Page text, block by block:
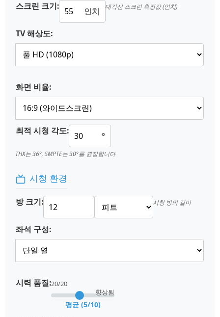
스크린 크기: 인치 대각선 스크린 측정값 (인치)
TV 해상도:
화면 비율:
최적 시청 각도: °
THX는 36°, SMPTE는 30°를 권장합니다
시청 환경
방 크기: 시청 방의 길이
좌석 구성:
시력 품질:20/20
향상됨
평균 (5/10)